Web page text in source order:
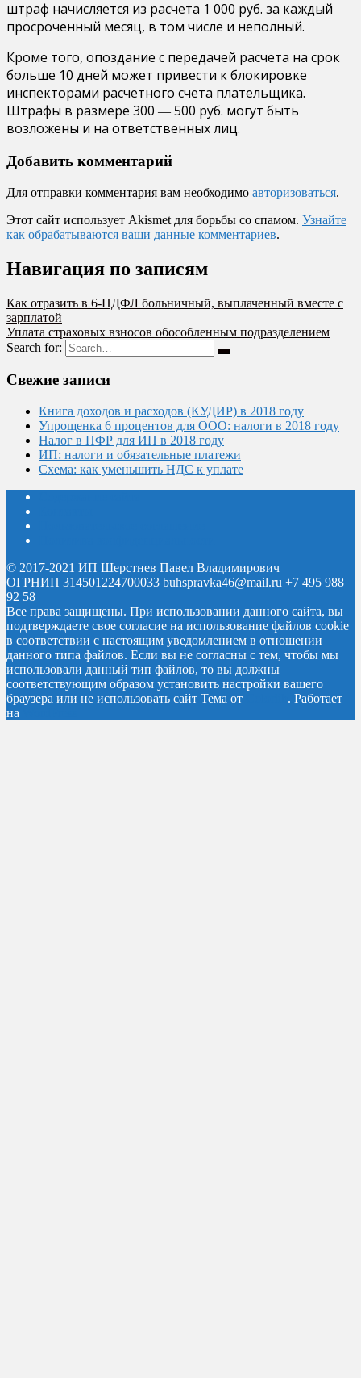
штраф начисляется из расчета 1 000 руб. за каждый
просроченный месяц, в том числе и неполный.
Кроме того, опоздание с передачей расчета на срок
больше 10 дней может привести к блокировке
инспекторами расчетного счета плательщика.
Штрафы в размере 300 ― 500 руб. могут быть
возложены и на ответственных лиц.
Добавить комментарий
Для отправки комментария вам необходимо авторизоваться.
Этот сайт использует Akismet для борьбы со спамом. Узнайте
как обрабатываются ваши данные комментариев.
Навигация по записям
Как отразить в 6-НДФЛ больничный, выплаченный вместе с
зарплатой
Уплата страховых взносов обособленным подразделением
Search for:
Свежие записи
Книга доходов и расходов (КУДИР) в 2018 году
Упрощенка 6 процентов для ООО: налоги в 2018 году
Налог в ПФР для ИП в 2018 году
ИП: налоги и обязательные платежи
Схема: как уменьшить НДС к уплате
© 2017-2021 ИП Шерстнев Павел Владимирович
ОГРНИП 314501224700033 buhspravka46@mail.ru +7 495 988
92 58
Все права защищены. При использовании данного сайта, вы
подтверждаете свое согласие на использование файлов cookie
в соответствии с настоящим уведомлением в отношении
данного типа файлов. Если вы не согласны с тем, чтобы мы
использовали данный тип файлов, то вы должны
соответствующим образом установить настройки вашего
браузера или не использовать сайт Тема от
. Работает
на